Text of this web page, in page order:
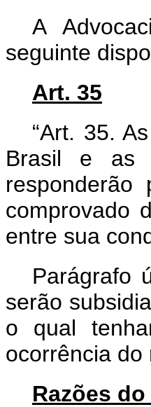
A
seguinte
Art. 35
“Art. 35.
Brasil e as
comprovado
entre sua
Parágrafo
serão
o qual
ocorrência do
Razões